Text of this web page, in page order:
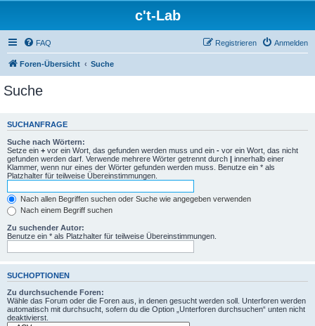
c't-Lab
FAQ Anmelden
Registrieren
Foren-Übersicht Suche
Suche
SUCHANFRAGE
Suche nach Wörtern:
Setze ein + vor ein Wort, das gefunden werden muss und ein - vor ein Wort, das nicht
gefunden werden darf. Verwende mehrere Wörter getrennt durch | innerhalb einer
Klammer, wenn nur eines der Wörter gefunden werden muss. Benutze ein * als
Platzhalter für teilweise Übereinstimmungen.
Nach allen Begriffen suchen oder Suche wie angegeben verwenden
Nach einem Begriff suchen
Zu suchender Autor:
Benutze ein * als Platzhalter für teilweise Übereinstimmungen.
SUCHOPTIONEN
Zu durchsuchende Foren:
Wähle das Forum oder die Foren aus, in denen gesucht werden soll. Unterforen werden
automatisch mit durchsucht, sofern du die Option „Unterforen durchsuchen“ unten nicht
deaktivierst.